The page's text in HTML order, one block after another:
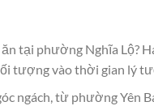
tại phường Nghĩa Lộ?
tượng vào thời gian lý
ngách, từ phường Yên